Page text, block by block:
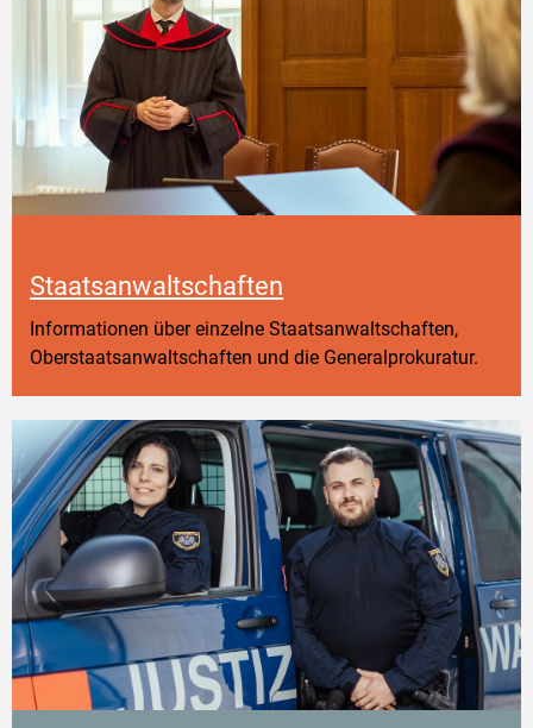
Staatsanwaltschaften
Informationen über einzelne Staatsanwaltschaften,
Oberstaatsanwaltschaften und die Generalprokuratur.